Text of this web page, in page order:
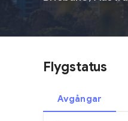
Flygstatus
Avgångar